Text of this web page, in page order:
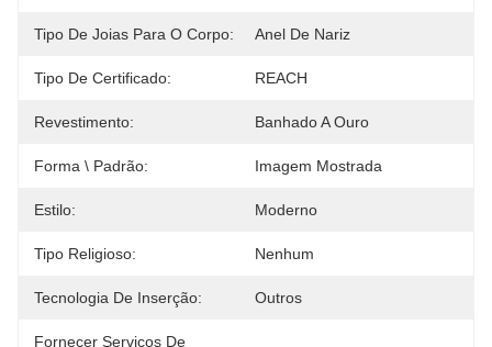
Tipo De Joias Para O Corpo: Anel De Nariz
Tipo De Certificado: REACH
Revestimento: Banhado A Ouro
Forma \ Padrão: Imagem Mostrada
Estilo: Moderno
Tipo Religioso: Nenhum
Tecnologia De Inserção: Outros
Fornecer Serviços De